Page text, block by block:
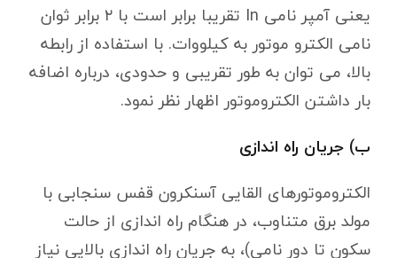
یعنی آمپر نامی In تقریبا برابر است با ۲ برابر ثوان
نامی الکترو موتور به کیلووات. با استفاده از رابطه
بالا، می توان به طور تقریبی و حدودی، درباره اضافه
بار داشتن الکتروموتور اظهار نظر نمود.
ب) جریان راه اندازی
الکتروموتورهای القایی آسنکرون قفس سنجابی با
مولد برق متناوب، در هنگام راه اندازی از حالت
سکون تا دور نامی)، به جریان راه اندازی بالایی نیاز